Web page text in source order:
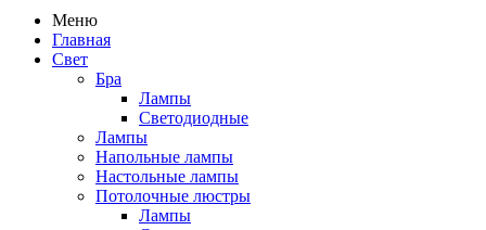
Меню
Главная
Свет
Бра
Лампы
Светодиодные
Лампы
Напольные лампы
Настольные лампы
Потолочные люстры
Лампы